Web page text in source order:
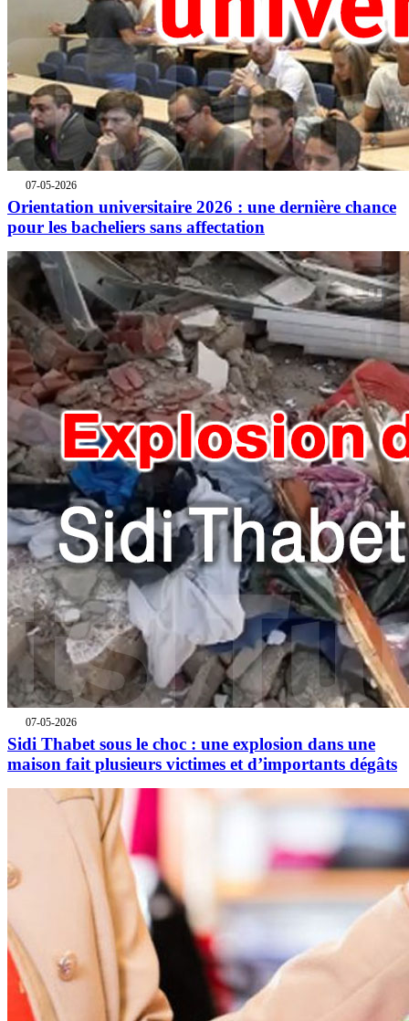
07-05-2026
Orientation universitaire 2026 : une dernière chance
pour les bacheliers sans affectation
07-05-2026
Sidi Thabet sous le choc : une explosion dans une
maison fait plusieurs victimes et d’importants dégâts